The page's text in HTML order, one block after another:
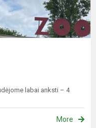
labai anksti – 4
More